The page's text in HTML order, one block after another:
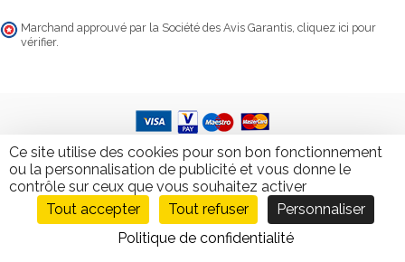
Marchand approuvé par la Société des Avis Garantis, cliquez ici pour
vérifier.
/10
Ce site utilise des cookies pour son bon fonctionnement
ou la personnalisation de publicité et vous donne le
contrôle sur ceux que vous souhaitez activer
Tout accepter
Tout refuser
Personnaliser
Politique de confidentialité